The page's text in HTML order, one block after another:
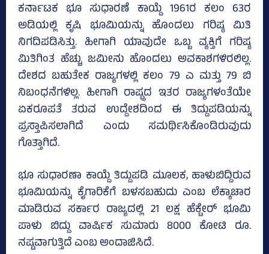
ಕರ್ನಾಟಕ ಭೂ ಸುಧಾರಣೆ ಕಾಯ್ದೆ 1961ರ ಕಲಂ 63ರ
ಅಡಿಯಲ್ಲಿ ಕೃಷಿ ಭೂಮಿಯನ್ನು ಹೊಂದಲು ಗರಿಷ್ಠ ಮಿತಿ
ನಿಗದಿಪಡಿಸಿತ್ತು. ಹೀಗಾಗಿ ಯಾವುದೇ ಒಬ್ಬ ವ್ಯಕ್ತಿಗೆ ಗರಿಷ್ಠ
ಮಿತಿಗಿಂತ ಹೆಚ್ಚು ಜಮೀನು ಹೊಂದಲು ಅವಕಾಶಗಳಿರಲಿಲ್ಲ.
ದೇಶದ ಬಹುತೇಕ ರಾಜ್ಯಗಳಲ್ಲಿ ಕಲಂ 79 ಎ ಮತ್ತು 79 ಬಿ
ನಿಬಂಧನೆಗಳಿಲ್ಲ. ಹೀಗಾಗಿ ರಾಷ್ಟ್ರದ ಇತರ ರಾಜ್ಯಗಳಂತೆಯೇ
ಏಕರೂಪತೆ ತರುವ ಉದ್ದೇಶದಿಂದ ಈ ತಿದ್ದುಪಡಿಯನ್ನು
ಪ್ರಸ್ತಾಪಿಸಲಾಗಿದೆ ಎಂದು ಸಮರ್ಥಿಸಿಕೊಂಡಿರುವುದು
ಗೊತ್ತಾಗಿದೆ.
ಭೂ ಸುಧಾರಣಾ ಕಾಯ್ದೆ ತಿದ್ದುಪಡಿ ಮೂಲಕ, ಹಾಳುಬಿದ್ದಿರುವ
ಭೂಮಿಯನ್ನು ಕೈಗಾರಿಕೆಗೆ ಬಳಸಬಹುದು ಎಂಬ ಲೆಕ್ಕಾಚಾರ
ಮಾಡಿರುವ ಸರ್ಕಾರ ರಾಜ್ಯದಲ್ಲಿ 21 ಲಕ್ಷ ಹೆಕ್ಟೇರ್ ಭೂಮಿ
ಪಾಳು ಬಿದ್ದು ವಾರ್ಷಿಕ ಸುಮಾರು 8000 ಕೋಟಿ ರೂ.
ನಷ್ಟವಾಗುತ್ತಿದೆ ಎಂಬ ಅಂದಾಜಿಸಿದೆ.